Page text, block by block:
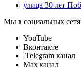
улица 30 лет
Мы в социальных
YouTube
Вконтакте
Telegram канал
Max канал